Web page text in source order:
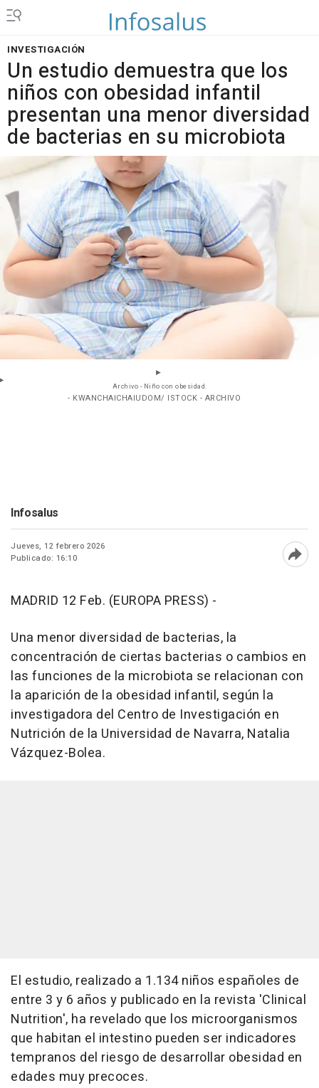
INVESTIGACIÓN
Un estudio demuestra que los
niños con obesidad infantil
presentan una menor diversidad
de bacterias en su microbiota
Archivo - Niño con obesidad.
- KWANCHAICHAIUDOM/ ISTOCK - ARCHIVO
Infosalus
Jueves, 12 febrero 2026
Publicado: 16:10
MADRID 12 Feb. (EUROPA PRESS) -
Una menor diversidad de bacterias, la
concentración de ciertas bacterias o cambios en
las funciones de la microbiota se relacionan con
la aparición de la obesidad infantil, según la
investigadora del Centro de Investigación en
Nutrición de la Universidad de Navarra, Natalia
Vázquez-Bolea.
El estudio, realizado a 1.134 niños españoles de
entre 3 y 6 años y publicado en la revista 'Clinical
Nutrition', ha revelado que los microorganismos
que habitan el intestino pueden ser indicadores
tempranos del riesgo de desarrollar obesidad en
edades muy precoces.